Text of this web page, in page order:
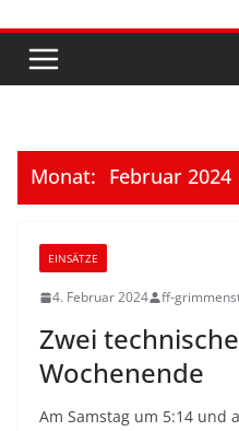
Monat: Februar 2024
EINSÄTZE
4. Februar 2024 ff-
Zwei
Wochenende
Am Samstag um 5:14 und